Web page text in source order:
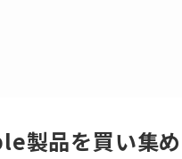
製品を買い集